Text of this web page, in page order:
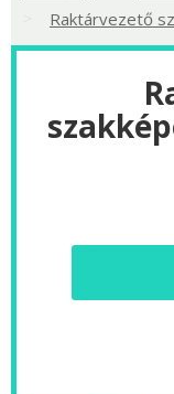
Raktárvezető